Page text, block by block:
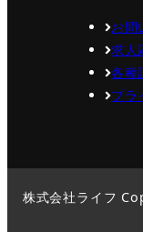
お問
求人
各種
プラ
株式会社ライフ